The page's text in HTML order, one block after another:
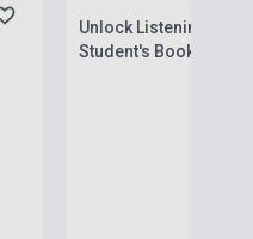
Unlock Listening &
Student's Book with